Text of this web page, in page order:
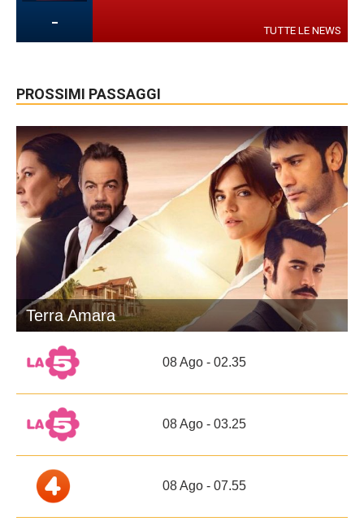
- TUTTE LE NEWS
PROSSIMI PASSAGGI
Terra Amara
08 Ago - 02.35
08 Ago - 03.25
08 Ago - 07.55